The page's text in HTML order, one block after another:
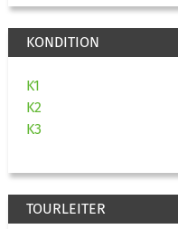
KONDITION
K1
K2
K3
TOURLEITER